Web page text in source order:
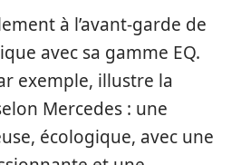
à l’avant-garde de
avec sa gamme EQ.
exemple, illustre la
Mercedes : une
écologique, avec une